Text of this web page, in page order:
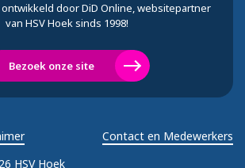
door DiD Online, websitepartner
van HSV Hoek sinds 1998!
Bezoek onze site
HSV Hoek
Contact en Medewerkers